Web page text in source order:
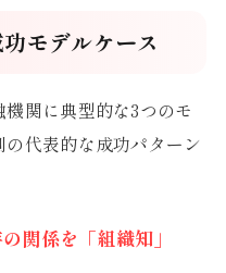
モデルケース
関に典型的な3つのモ
代表的な成功パターン
関係を「組織知」